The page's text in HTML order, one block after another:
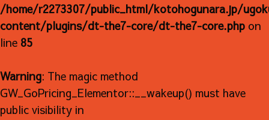
/home/r2273307/public_html/kotohogunara.jp/
content/plugins/dt-the7-core/dt-the7-core.php on
line 85
Warning: The magic method
GW_GoPricing_Elementor::__wakeup() must have
public visibility in